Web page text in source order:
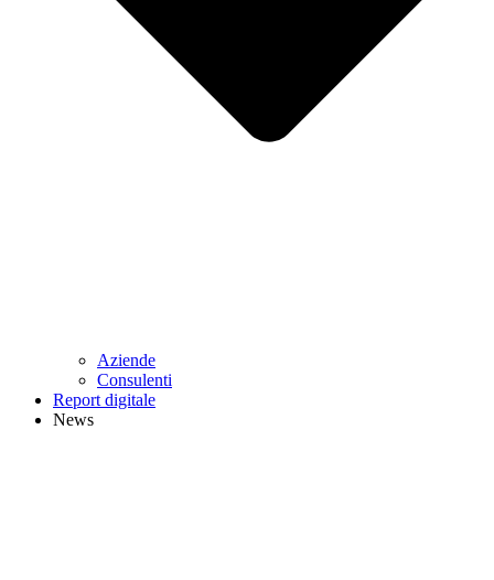
Aziende
Consulenti
Report digitale
News